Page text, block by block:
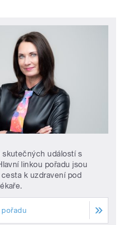
skutečných událostí s
linkou pořadu jsou
k uzdravení pod
pořadu